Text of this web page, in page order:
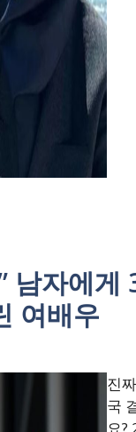
남자에
여배우
진
국